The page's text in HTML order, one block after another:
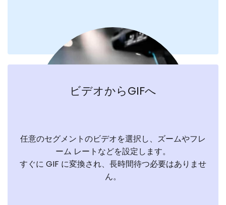
ビデオからGIFへ
任意のセグメントのビデオを選択し、ズームやフレ
ーム レートなどを設定します。
すぐに GIF に変換され、長時間待つ必要はありませ
ん。